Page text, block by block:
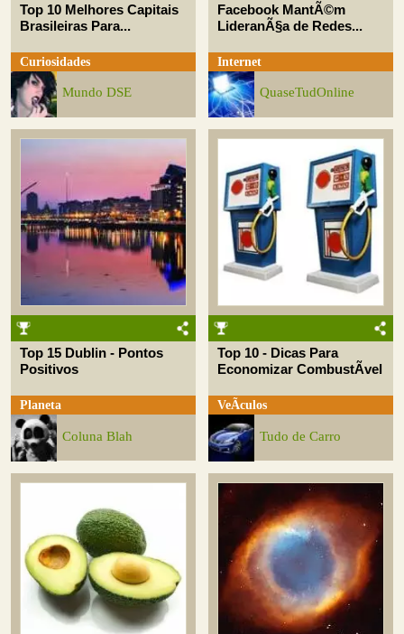
Top 10 Melhores Capitais
Brasileiras Para...
Curiosidades
Mundo DSE
Facebook MantÃ©m
LideranÃ§a de Redes...
Internet
QuaseTudOnline
Top 15 Dublin - Pontos
Positivos
Planeta
Coluna Blah
Top 10 - Dicas Para
Economizar CombustÃ­vel
VeÃ­culos
Tudo de Carro